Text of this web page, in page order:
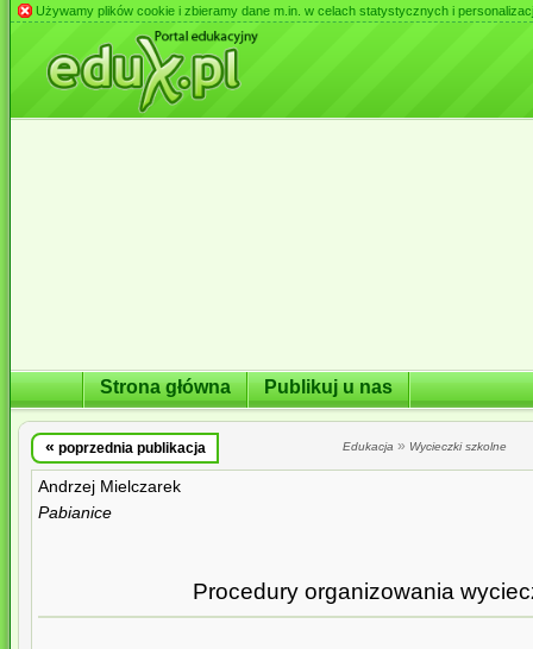
Używamy plików cookie i zbieramy dane m.in. w celach statystycznych i
Strona główna Publikuj u nas
« poprzednia publikacja Edukacja » Wycieczki szkolne
Andrzej Mielczarek
Pabianice
Procedury organizowania